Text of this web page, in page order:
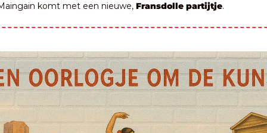
komt met een nieuwe, Fransdolle partijtje.